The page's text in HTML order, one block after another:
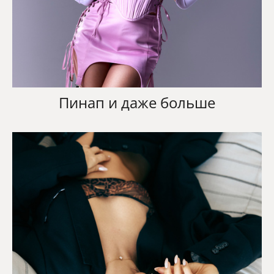
Пинап и даже больше